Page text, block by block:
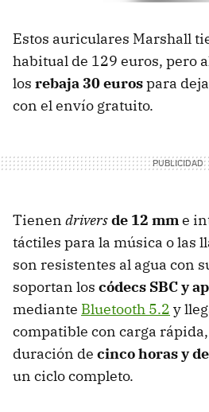
Estos auriculares Marshall
habitual de 129 euros, pero
los rebaja 30 eurospara
con el envío gratuito.
Tienen driversde 12 mme
táctiles para la música o las
son resistentes al agua con
soportan los códecs SBC y
mediante Bluetooth 5.2 y
compatible con carga
duración de cinco horas y
un ciclo completo.